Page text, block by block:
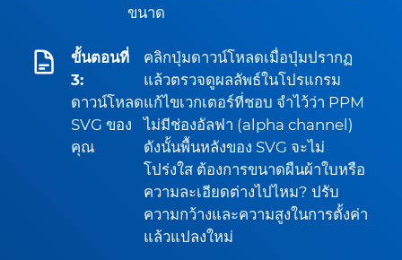
ขนาด
ขั้นตอนที่
3:
ดาวน์โหลด
SVG ของ
คุณ
คลิกปุ่มดาวน์โหลดเมื่อปุ่มปรากฏ
แล้วตรวจดูผลลัพธ์ในโปรแกรม
แก้ไขเวกเตอร์ที่ชอบ จำไว้ว่า PPM
ไม่มีช่องอัลฟา (alpha channel)
ดังนั้นพื้นหลังของ SVG จะไม่
โปร่งใส ต้องการขนาดผืนผ้าใบหรือ
ความละเอียดต่างไปไหม? ปรับ
ความกว้างและความสูงในการตั้งค่า
แล้วแปลงใหม่